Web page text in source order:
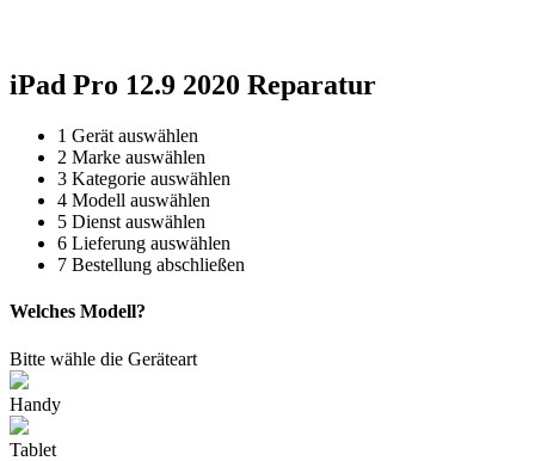
iPad Pro 12.9 2020 Reparatur
1 Gerät auswählen
2 Marke auswählen
3 Kategorie auswählen
4 Modell auswählen
5 Dienst auswählen
6 Lieferung auswählen
7 Bestellung abschließen
Welches Modell?
Bitte wähle die Geräteart
Handy
Tablet